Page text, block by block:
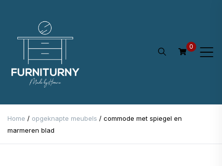
0
Home / opgeknapte meubels / commode met spiegel en
marmeren blad